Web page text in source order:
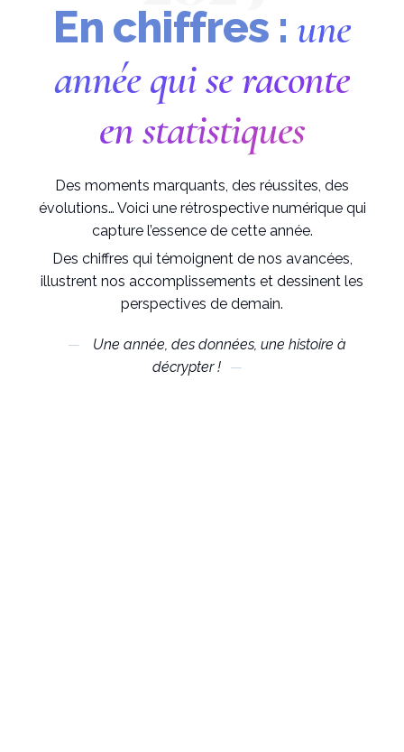
En chiffres : une
année qui se raconte
en statistiques
Des moments marquants, des réussites, des
évolutions… Voici une rétrospective numérique qui
capture l’essence de cette année.
Des chiffres qui témoignent de nos avancées,
illustrent nos accomplissements et dessinent les
perspectives de demain.
Une année, des données, une histoire à
décrypter !